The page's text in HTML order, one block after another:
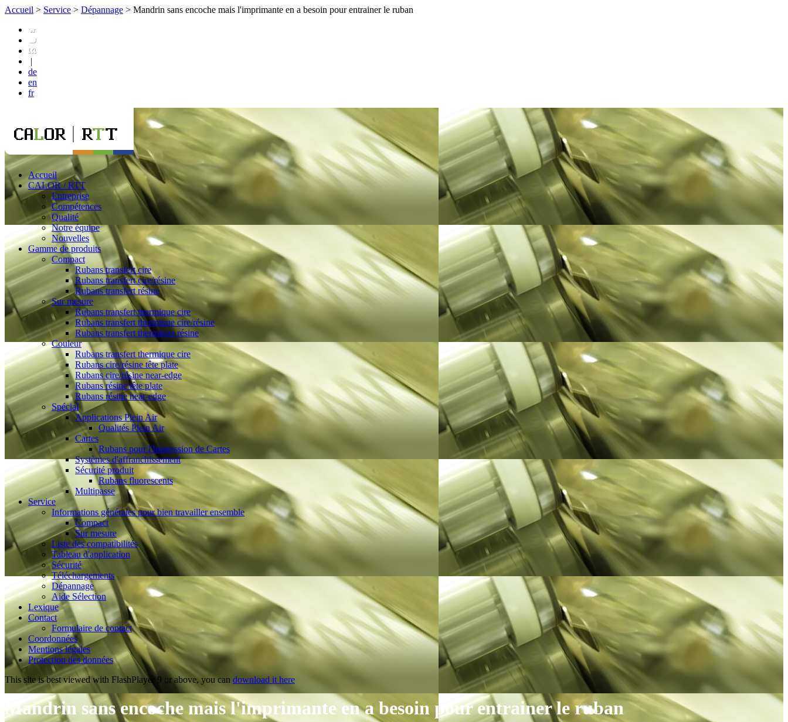
Accueil > Service > Dépannage > Mandrin sans encoche mais l'imprimante en a besoin pour entrainer le ruban
|
de
en
fr
Accueil
CALOR / RTT
Entreprise
Compétences
Qualité
Notre équipe
Nouvelles
Gamme de produits
Compact
Rubans transfert cire
Rubans transfert cire/résine
Rubans transfert résine
Sur mesure
Rubans transfert thermique cire
Rubans transfert thermique cire/résine
Rubans transfert thermique résine
Couleur
Rubans transfert thermique cire
Rubans cire/résine tête plate
Rubans cire/résine near-edge
Rubans résine tête plate
Rubans résine near-edge
Spécial
Applications Plein Air
Qualités Plein Air
Cartes
Rubans pour l'Impression de Cartes
Systèmes d'affranchissement
Sécurité produit
Rubans fluorescents
Multipasse
Service
Informations générales pour bien travailler ensemble
Compact
Sur mesure
Liste des compatibilités
Tableau d'application
Sécurité
Téléchargements
Dépannage
Aide Sélection
Lexique
Contact
Formulaire de contact
Coordonnées
Mentions légales
Protection des données
This site is best viewed with FlashPlayer 9 or above, you can download it here
Mandrin sans encoche mais l'imprimante en a besoin pour entrainer le ruban